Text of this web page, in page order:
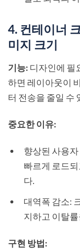
4. 컨테이너
미지 크기
기능: 디자인에 필
하면 레이아웃이
터 전송을 줄일 수
중요한 이유:
향상된 사용
빠르게 로드
다.
대역폭 감소:
지하고 이탈
구현 방법: